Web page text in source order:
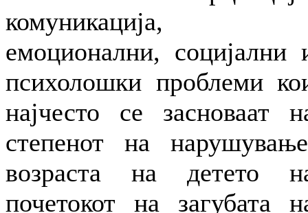
комуникација,
емоционални, социјални
психолошки проблеми
најчесто се засноваат
степенот на
возраста на детето
почетокот на загубата